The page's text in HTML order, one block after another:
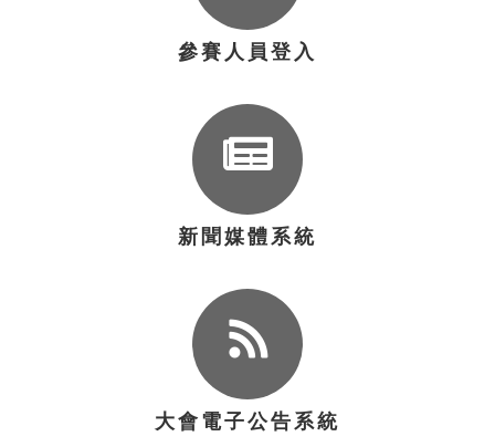
參賽人員登入
新聞媒體系統
大會電子公告系統